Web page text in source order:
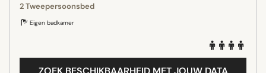
2 Tweepersoonsbed
Eigen badkamer